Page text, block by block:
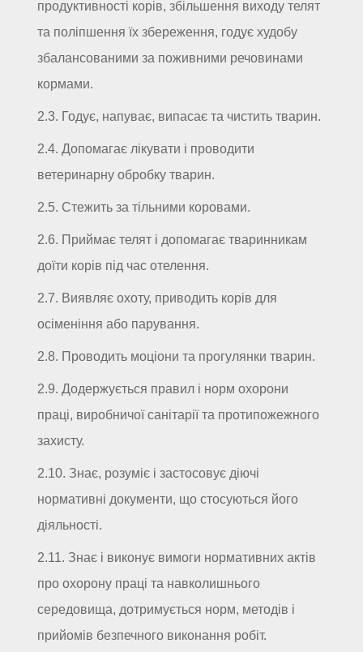
продуктивності корів, збільшення виходу телят
та поліпшення їх збереження, годує худобу
збалансованими за поживними речовинами
кормами.
2.3. Годує, напуває, випасає та чистить тварин.
2.4. Допомагає лікувати і проводити
ветеринарну обробку тварин.
2.5. Стежить за тільними коровами.
2.6. Приймає телят і допомагає тваринникам
доїти корів під час отелення.
2.7. Виявляє охоту, приводить корів для
осіменіння або парування.
2.8. Проводить моціони та прогулянки тварин.
2.9. Додержується правил і норм охорони
праці, виробничої санітарії та протипожежного
захисту.
2.10. Знає, розуміє і застосовує діючі
нормативні документи, що стосуються його
діяльності.
2.11. Знає і виконує вимоги нормативних актів
про охорону праці та навколишнього
середовища, дотримується норм, методів і
прийомів безпечного виконання робіт.